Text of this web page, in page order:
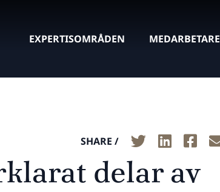
EXPERTISOMRÅDEN MEDARBETARE
SHARE /
delar av